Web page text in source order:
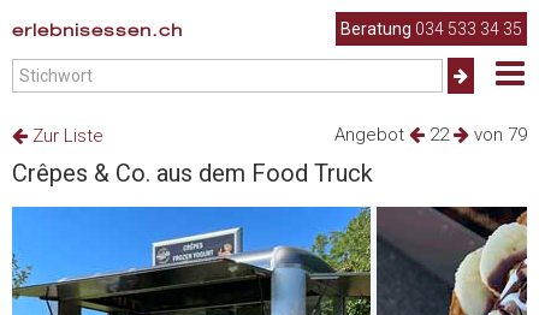
erlebnisessen.ch Beratung 034 533 34 35
Angebot 22 von 79
Zur Liste
Crêpes & Co. aus dem Food Truck